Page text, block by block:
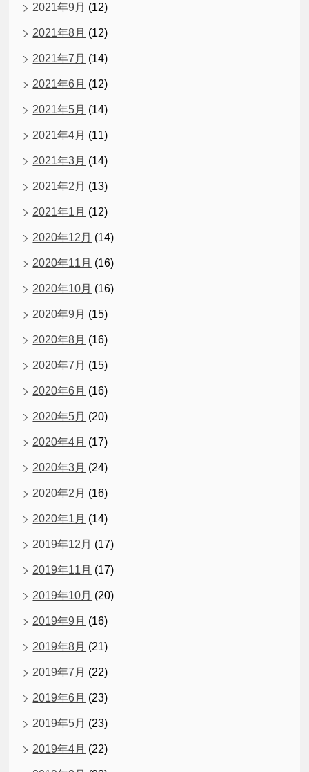
2021年9月 (12)
2021年8月 (12)
2021年7月 (14)
2021年6月 (12)
2021年5月 (14)
2021年4月 (11)
2021年3月 (14)
2021年2月 (13)
2021年1月 (12)
2020年12月 (14)
2020年11月 (16)
2020年10月 (16)
2020年9月 (15)
2020年8月 (16)
2020年7月 (15)
2020年6月 (16)
2020年5月 (20)
2020年4月 (17)
2020年3月 (24)
2020年2月 (16)
2020年1月 (14)
2019年12月 (17)
2019年11月 (17)
2019年10月 (20)
2019年9月 (16)
2019年8月 (21)
2019年7月 (22)
2019年6月 (23)
2019年5月 (23)
2019年4月 (22)